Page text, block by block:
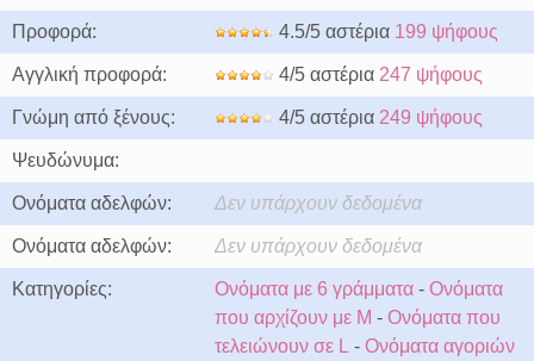
Προφορά: 4.5/5 αστέρια 199 ψήφους
Αγγλική προφορά: 4/5 αστέρια 247 ψήφους
Γνώμη από ξένους: 4/5 αστέρια 249 ψήφους
Ψευδώνυμα:
Ονόματα αδελφών: Δεν υπάρχουν δεδομένα
Ονόματα αδελφών: Δεν υπάρχουν δεδομένα
Κατηγορίες: Ονόματα με 6 γράμματα - Ονόματα
που αρχίζουν με M - Ονόματα που
τελειώνουν σε L - Ονόματα αγοριών